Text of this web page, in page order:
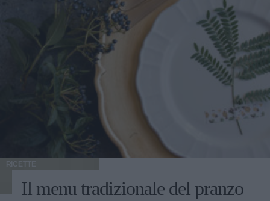
RICETTE
Il menu tradizionale del pranzo